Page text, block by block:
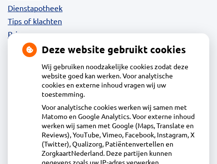
Dienstapotheek
Tips of klachten
Privacy
Apotheek Daalmeer
J.Naberstraat 43, 1827LB Alkmaar
072-5613434
info@apotheekdaalmeer.nl
Inschrijven
Deze website gebruikt cookies
Wij gebruiken noodzakelijke cookies zodat deze
website goed kan werken. Voor analytische
cookies en externe inhoud vragen wij uw
toestemming.
Voor analytische cookies werken wij samen met
Matomo en Google Analytics. Voor externe inhoud
werken wij samen met Google (Maps, Translate en
Reviews), YouTube, Vimeo, Facebook, Instagram, X
(Twitter), Qualizorg, Patiëntenvertellen en
ZorgkaartNederland. Deze partijen kunnen
gegevens zoals uw IP-adres verwerken.